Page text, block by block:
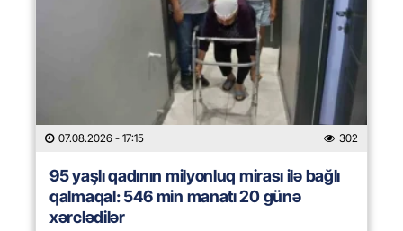
07.08.2026 - 17:15 302
95 yaşlı qadının milyonluq mirası ilə bağlı
qalmaqal: 546 min manatı 20 günə
xərclədilər